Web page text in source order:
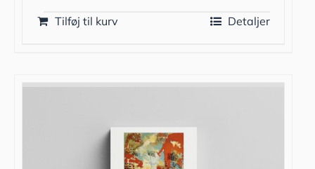
Tilføj til kurv Detaljer